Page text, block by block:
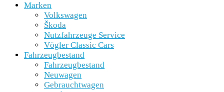
Marken
Volkswagen
Škoda
Nutzfahrzeuge Service
Vögler Classic Cars
Fahrzeugbestand
Fahrzeugbestand
Neuwagen
Gebrauchtwagen